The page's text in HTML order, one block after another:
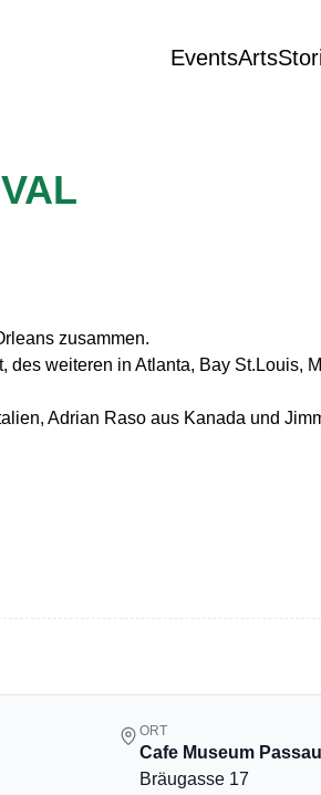
EventsArts
zusammen.
des weiteren in Atlanta, Bay St.Louis,
Adrian Raso aus Kanada und
ORT
Cafe Museum Passau
Bräugasse 17